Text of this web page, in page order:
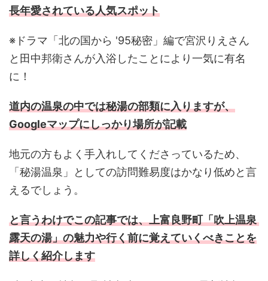
長年愛されている人気スポット
※ドラマ「北の国から '95秘密」編で宮沢りえさん
と田中邦衛さんが入浴したことにより一気に有名
に！
道内の温泉の中では秘湯の部類に入りますが、
Googleマップにしっかり場所が記載
地元の方もよく手入れしてくださっているため、
「秘湯温泉」としての訪問難易度はかなり低めと言
えるでしょう。
と言うわけでこの記事では、上富良野町「吹上温泉
露天の湯」の魅力や行く前に覚えていくべきことを
詳しく紹介します